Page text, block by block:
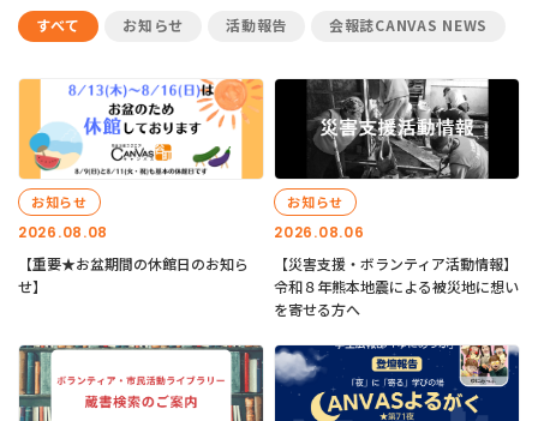
すべて お知らせ 活動報告 会報誌CANVAS NEWS
2026.08.08
お知らせ
【重要★お盆期間の休館日のお知ら
せ】
2026.08.06
お知らせ
【災害支援・ボランティア活動情報】
令和８年熊本地震による被災地に想い
を寄せる方へ